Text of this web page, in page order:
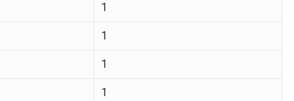
1
1
1
1